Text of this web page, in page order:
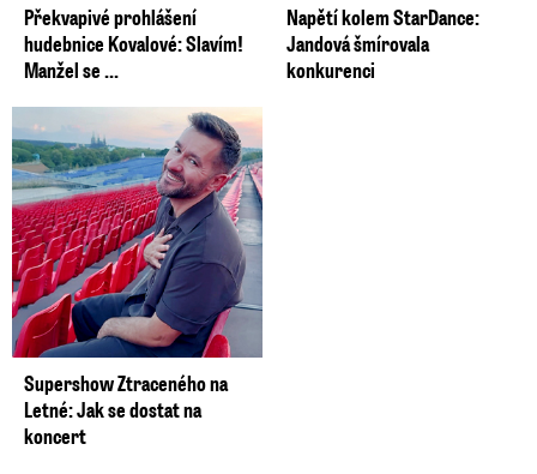
Překvapivé prohlášení
hudebnice Kovalové: Slavím!
Manžel se ...
Napětí kolem StarDance:
Jandová šmírovala
konkurenci
Supershow Ztraceného na
Letné: Jak se dostat na
koncert